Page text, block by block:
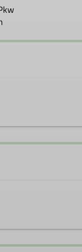
Region